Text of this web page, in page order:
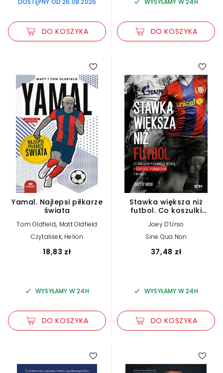
DOSTĘPNY OD 26.08.2026
DO KOSZYKA
WYSYŁAMY W 24H
DO KOSZYKA
Yamal. Najlepsi piłkarze
świata
Tom Oldfield, Matt Oldfield
Czytalisek, Helion
18,83 zł
WYSYŁAMY W 24H
DO KOSZYKA
Stawka większa niż
futbol. Co koszulki
polityce, pieniądzach i
władzy?
Joey D’Urso
Sine Qua Non
37,48 zł
WYSYŁAMY W 24H
DO KOSZYKA